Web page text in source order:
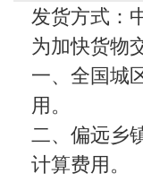
发货方式：
为加快货物
一、全国城
用。
二、偏远乡
计算费用。